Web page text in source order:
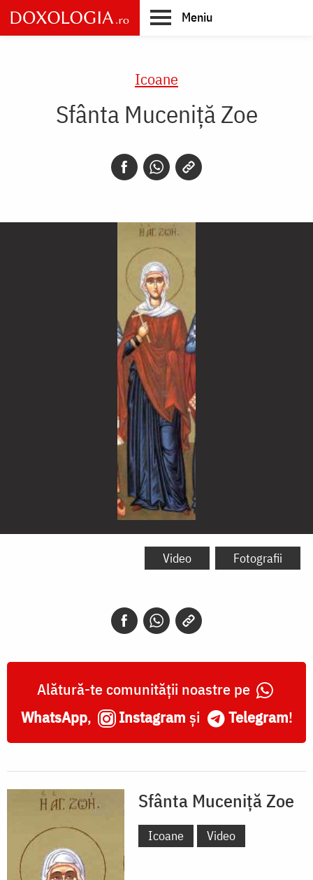
Skip
to
main
Meniu
Icoane
Sfânta Muceniţă Zoe
Sfânta
Video Fotografii
Alătură-te comunității noastre pe
WhatsApp, Instagram și Telegram!
Sfânta Muceniță Zoe
Icoane Video